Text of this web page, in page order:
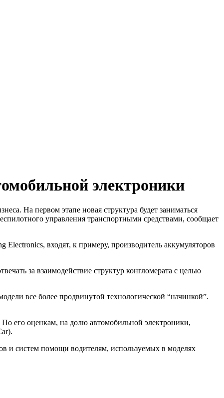
электроники
На первом этапе новая структура будет заниматься
управления транспортными средствами, сообщает
входят, к примеру, производитель аккумуляторов
за взаимодействие структур конгломерата с целью
все более продвинутой технологической “начинкой”.
его оценкам, на долю автомобильной электроники,
и систем помощи водителям, используемых в моделях